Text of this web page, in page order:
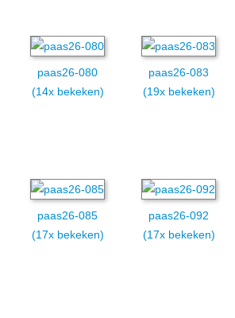
paas26-080
(14x bekeken)
paas26-083
(19x bekeken)
paas26-085
(17x bekeken)
paas26-092
(17x bekeken)